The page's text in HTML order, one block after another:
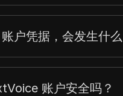
户凭据，会发生什么
账户安全吗？